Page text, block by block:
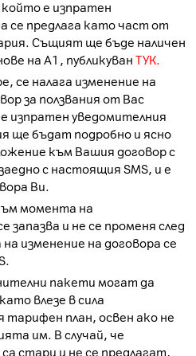
е изпратен
се предлага като част от
Същият ще бъде наличен
на А1, публикуван ТУК.
се налага изменение на
за ползвания от Вас
изпратен уведомителния
ще бъдат подробно и ясно
към Вашия договор с
с настоящия SMS, и е
Ви.
момента на
запазва и не се променя след
изменение на договора се
пакети могат да
влезе в сила
тарифен план, освен ако не
им. В случай, че
стари и не се предлагат,